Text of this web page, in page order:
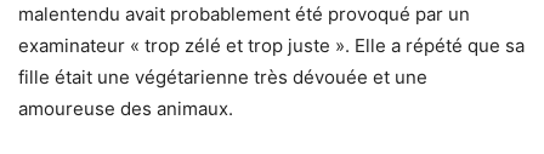
malentendu avait probablement été provoqué par un
examinateur « trop ​​zélé et trop juste ». Elle a répété que sa
fille était une végétarienne très dévouée et une
amoureuse des animaux.